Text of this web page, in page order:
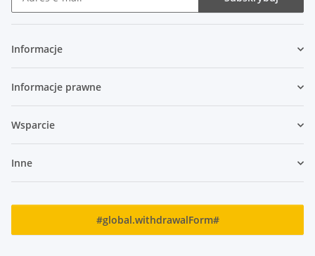
Informacje
Informacje prawne
Wsparcie
Inne
#global.withdrawalForm#